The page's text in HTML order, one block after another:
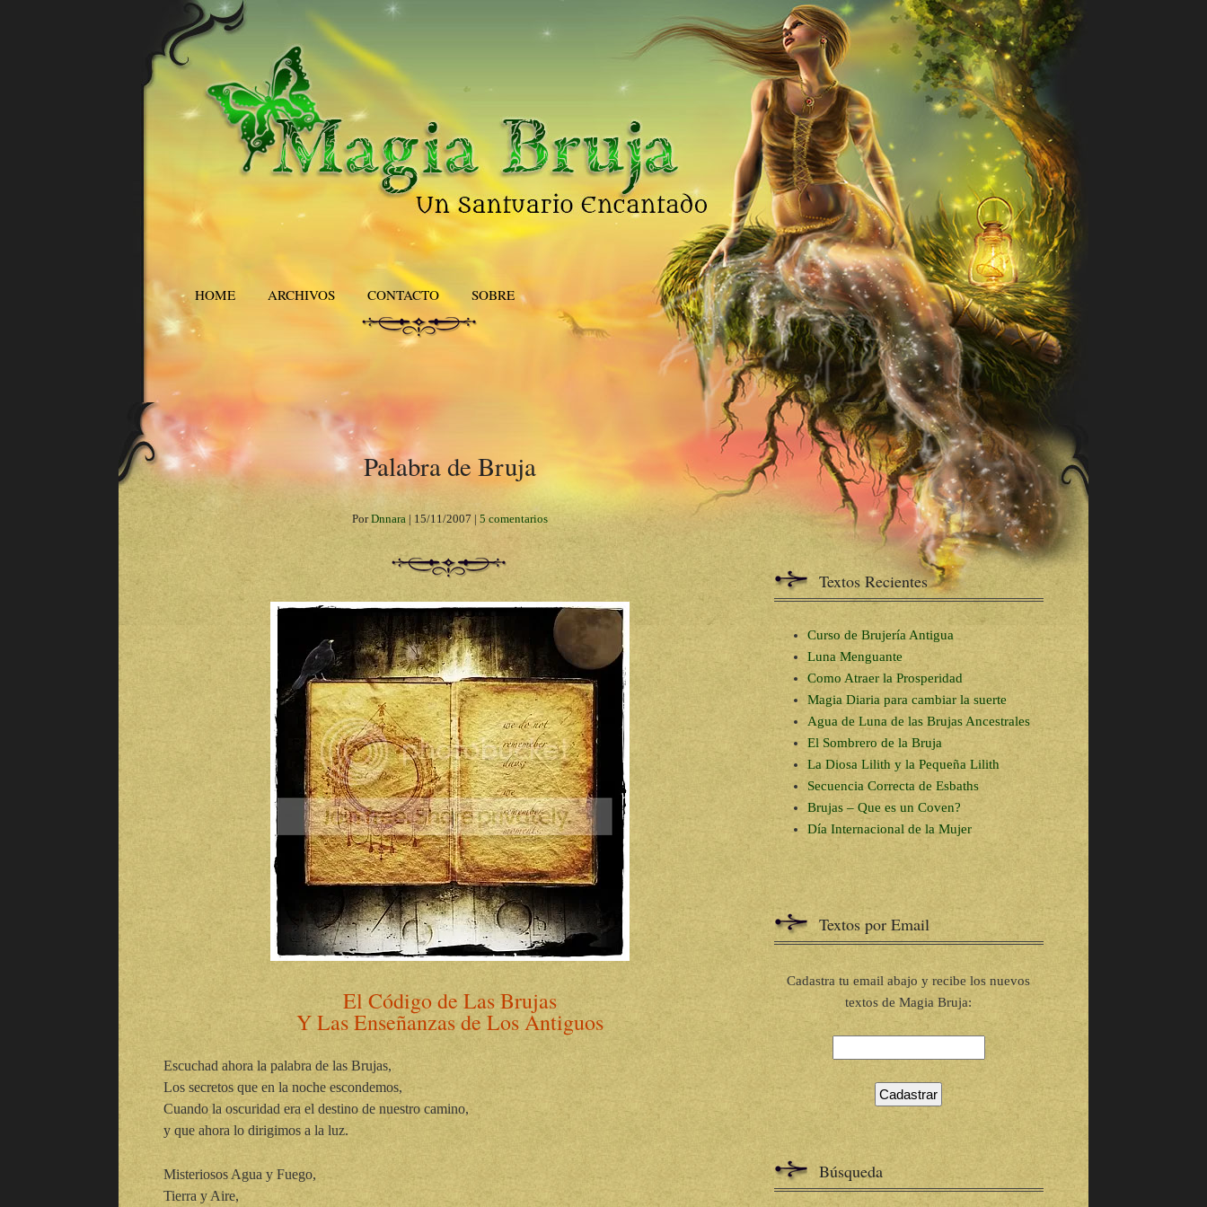
HOME ARCHIVOS CONTACTO SOBRE
Palabra de Bruja
PorDnnara| 15/11/2007 | 5 comentarios
El Código de Las Brujas
Y Las Enseñanzas de Los Antiguos
Escuchad ahora la palabra de las Brujas,
Los secretos que en la noche escondemos,
Cuando la oscuridad era el destino de nuestro camino,
y que ahora lo dirigimos a la luz.
Misteriosos Agua y Fuego,
Tierra y Aire,
Textos Recientes
Curso de Brujería Antigua
Luna Menguante
Como Atraer la Prosperidad
Magia Diaria para cambiar la suerte
Agua de Luna de las Brujas Ancestrales
El Sombrero de la Bruja
La Diosa Lilith y la Pequeña Lilith
Secuencia Correcta de Esbaths
Brujas – Que es un Coven?
Día Internacional de la Mujer
Textos por Email
Cadastra tu email abajo y recibe los nuevos
textos de Magia Bruja:
Búsqueda